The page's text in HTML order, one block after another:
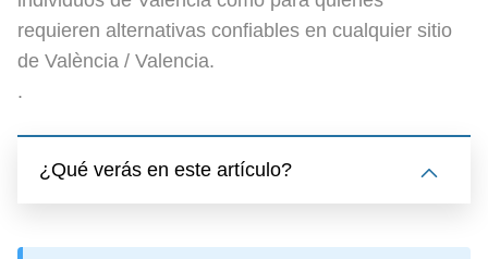
requieren alternativas confiables en cualquier sitio
de València / Valencia.
.
¿Qué verás en este artículo?